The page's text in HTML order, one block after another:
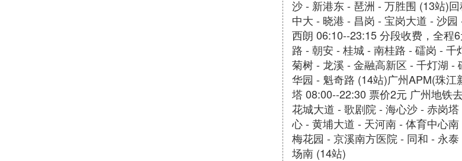
沙 - 新港东 - 琶洲 - 万胜围 (13站)
中大 - 晓港 - 昌岗 - 宝岗大道 - 沙
西朗 06:10--23:15 分段收费，全程
路 - 朝安 - 桂城 - 南桂路 - 礌岗 -
菊树 - 龙溪 - 金融高新区 - 千灯湖 -
华园 - 魁奇路 (14站)广州APM(珠
塔 08:00--22:30 票价2元 广州地铁
花城大道 - 歌剧院 - 海心沙 - 赤岗
心 - 黄埔大道 - 天河南 - 体育中心
梅花园 - 京溪南方医院 - 同和 - 永
场南 (14站)